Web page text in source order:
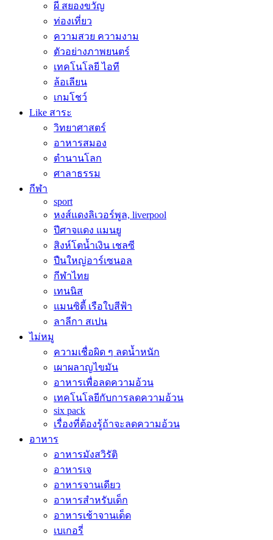
ผี สยองขวัญ
ท่องเที่ยว
ความสวย ความงาม
ตัวอย่างภาพยนตร์
เทคโนโลยี ไอที
ล้อเลียน
เกมโชว์
Like สาระ
วิทยาศาสตร์
อาหารสมอง
ตำนานโลก
ศาลาธรรม
กีฬา
sport
หงส์แดงลิเวอร์พูล, liverpool
ปีศาจแดง แมนยู
สิงห์โตน้ำเงิน เชลซี
ปืนใหญ่อาร์เซนอล
กีฬาไทย
เทนนิส
แมนซิตี้ เรือใบสีฟ้า
ลาลีกา สเปน
ไม่หมู
ความเชื่อผิด ๆ ลดน้ำหนัก
เผาผลาญไขมัน
อาหารเพื่อลดความอ้วน
เทคโนโลยีกับการลดความอ้วน
six pack
เรื่องที่ต้องรู้ถ้าจะลดความอ้วน
อาหาร
อาหารมังสวิรัติ
อาหารเจ
อาหารจานเดียว
อาหารสำหรับเด็ก
อาหารเช้าจานเด็ด
เบเกอรี่